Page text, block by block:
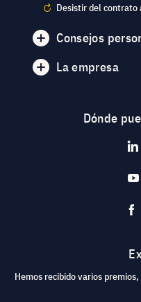
Desistir del contrato
Consejos
La empresa
Dónde
Hemos recibido varios